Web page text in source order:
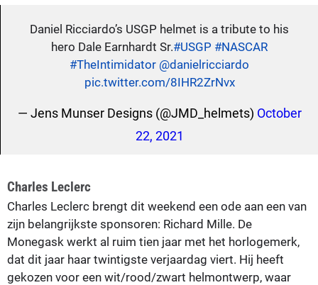
Daniel Ricciardo’s USGP helmet is a tribute to his
hero Dale Earnhardt Sr.#USGP #NASCAR
#TheIntimidator @danielricciardo
pic.twitter.com/8IHR2ZrNvx
— Jens Munser Designs (@JMD_helmets) October
22, 2021
Charles Leclerc
Charles Leclerc brengt dit weekend een ode aan een van
zijn belangrijkste sponsoren: Richard Mille. De
Monegask werkt al ruim tien jaar met het horlogemerk,
dat dit jaar haar twintigste verjaardag viert. Hij heeft
gekozen voor een wit/rood/zwart helmontwerp, waar